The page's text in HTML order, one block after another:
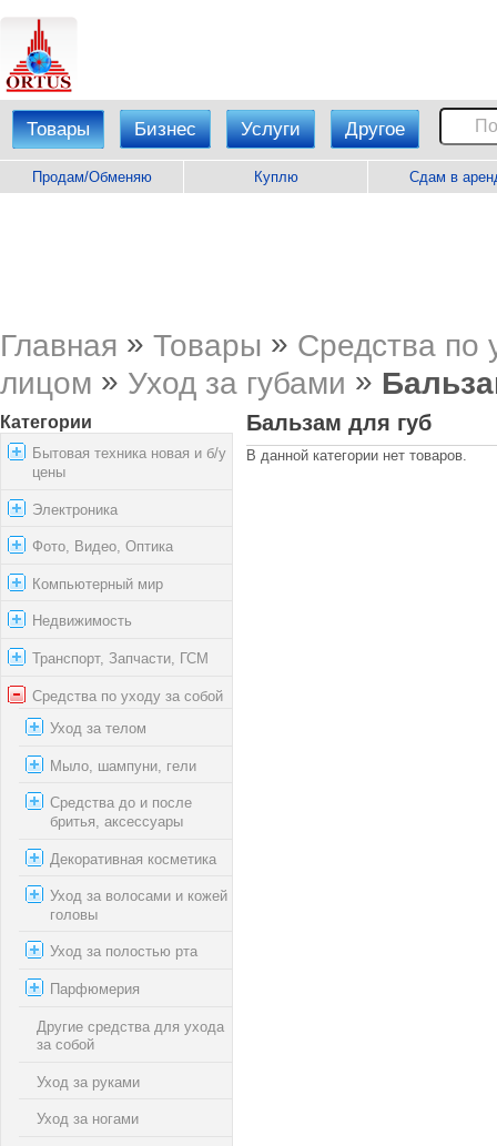
Товары Бизнес Услуги Другое
Продам/Обменяю Куплю Сдам в
Главная » Товары » Средства по
лицом » Уход за губами »
Категории
Бытовая техника новая и б/у
цены
Электроника
Фото, Видео, Оптика
Компьютерный мир
Недвижимость
Транспорт, Запчасти, ГСМ
Средства по уходу за собой
Уход за телом
Мыло, шампуни, гели
Средства до и после
бритья, аксессуары
Декоративная косметика
Уход за волосами и кожей
головы
Уход за полостью рта
Парфюмерия
Другие средства для ухода
за собой
Уход за руками
Уход за ногами
Бальзам для губ
В данной категории нет товаров.